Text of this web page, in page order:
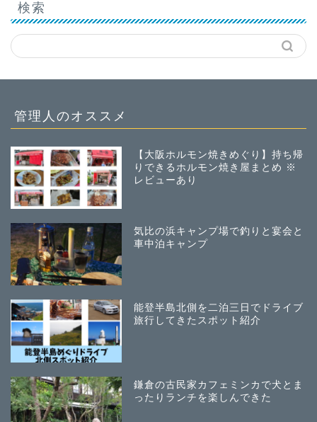
検索
管理人のオススメ
【大阪ホルモン焼きめぐり】持ち帰
りできるホルモン焼き屋まとめ ※
レビューあり
気比の浜キャンプ場で釣りと宴会と
車中泊キャンプ
能登半島北側を二泊三日でドライブ
旅行してきたスポット紹介
鎌倉の古民家カフェミンカで犬とま
ったりランチを楽しんできた